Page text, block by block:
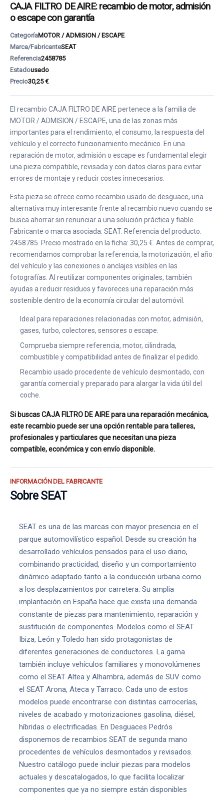
CAJA FILTRO DE AIRE: recambio de motor, admisión
o escape con garantía
CategoríaMOTOR / ADMISION / ESCAPE
Marca/FabricanteSEAT
Referencia2458785
Estadousado
Precio30,25 €
El recambio CAJA FILTRO DE AIRE pertenece a la familia de
MOTOR / ADMISION / ESCAPE, una de las zonas más
importantes para el rendimiento, el consumo, la respuesta del
vehículo y el correcto funcionamiento mecánico. En una
reparación de motor, admisión o escape es fundamental elegir
una pieza compatible, revisada y con datos claros para evitar
errores de montaje y reducir costes innecesarios.
Esta pieza se ofrece como recambio usado de desguace, una
alternativa muy interesante frente al recambio nuevo cuando se
busca ahorrar sin renunciar a una solución práctica y fiable.
Fabricante o marca asociada: SEAT. Referencia del producto:
2458785. Precio mostrado en la ficha: 30,25 €. Antes de comprar,
recomendamos comprobar la referencia, la motorización, el año
del vehículo y las conexiones o anclajes visibles en las
fotografías. Al reutilizar componentes originales, también
ayudas a reducir residuos y favoreces una reparación más
sostenible dentro de la economía circular del automóvil.
Ideal para reparaciones relacionadas con motor, admisión,
gases, turbo, colectores, sensores o escape.
Comprueba siempre referencia, motor, cilindrada,
combustible y compatibilidad antes de finalizar el pedido.
Recambio usado procedente de vehículo desmontado, con
garantía comercial y preparado para alargar la vida útil del
coche.
Si buscas CAJA FILTRO DE AIRE para una reparación mecánica,
este recambio puede ser una opción rentable para talleres,
profesionales y particulares que necesitan una pieza
compatible, económica y con envío disponible.
INFORMACIÓN DEL FABRICANTE
Sobre SEAT
SEAT es una de las marcas con mayor presencia en el
parque automovilístico español. Desde su creación ha
desarrollado vehículos pensados para el uso diario,
combinando practicidad, diseño y un comportamiento
dinámico adaptado tanto a la conducción urbana como
a los desplazamientos por carretera. Su amplia
implantación en España hace que exista una demanda
constante de piezas para mantenimiento, reparación y
sustitución de componentes. Modelos como el SEAT
Ibiza, León y Toledo han sido protagonistas de
diferentes generaciones de conductores. La gama
también incluye vehículos familiares y monovolúmenes
como el SEAT Altea y Alhambra, además de SUV como
el SEAT Arona, Ateca y Tarraco. Cada uno de estos
modelos puede encontrarse con distintas carrocerías,
niveles de acabado y motorizaciones gasolina, diésel,
híbridas o electrificadas. En Desguaces Pedrós
disponemos de recambios SEAT de segunda mano
procedentes de vehículos desmontados y revisados.
Nuestro catálogo puede incluir piezas para modelos
actuales y descatalogados, lo que facilita localizar
componentes que ya no siempre están disponibles